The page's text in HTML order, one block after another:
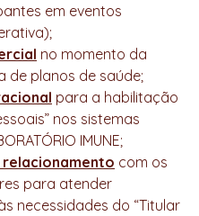
em eventos
no momento da
de planos de saúde;
para a habilitação
nos sistemas
IMUNE;
relacionamento com os
para atender
necessidades do “Titular